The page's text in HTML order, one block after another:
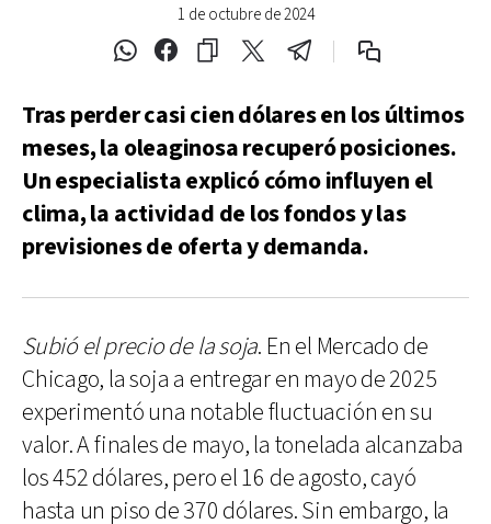
1 de octubre de 2024
Tras perder casi cien dólares en los últimos
meses, la oleaginosa recuperó posiciones.
Un especialista explicó cómo influyen el
clima, la actividad de los fondos y las
previsiones de oferta y demanda.
Subió el precio de la soja. En el Mercado de
Chicago, la soja a entregar en mayo de 2025
experimentó una notable fluctuación en su
valor. A finales de mayo, la tonelada alcanzaba
los 452 dólares, pero el 16 de agosto, cayó
hasta un piso de 370 dólares. Sin embargo, la